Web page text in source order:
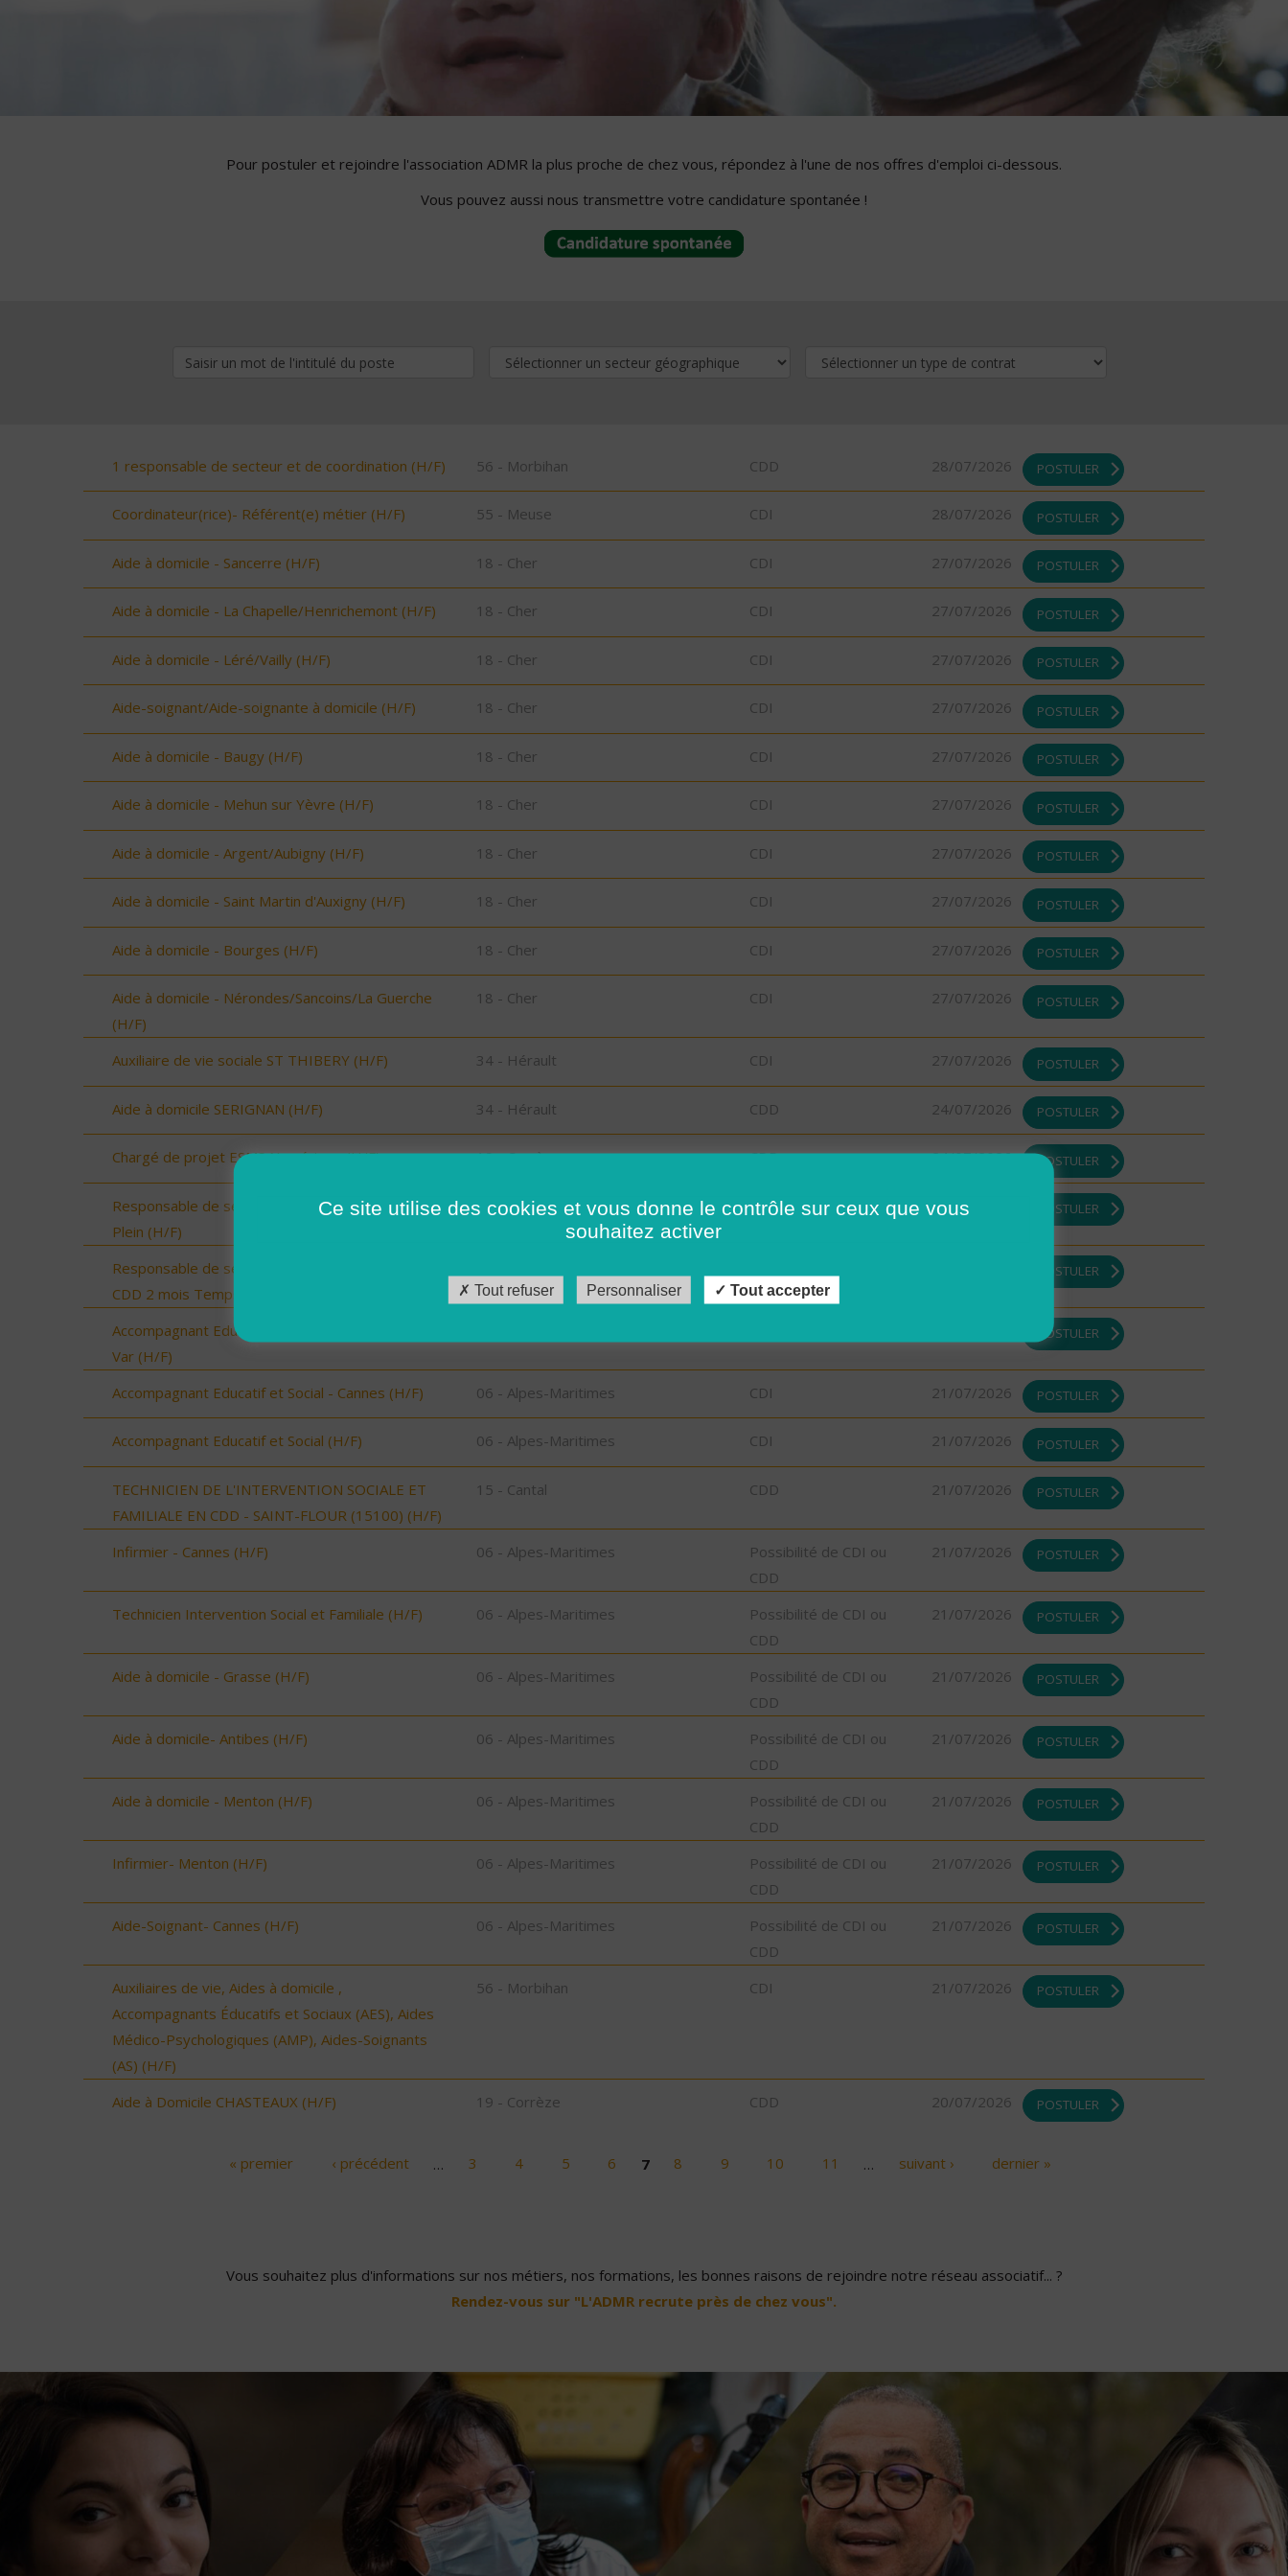
Pour postuler et rejoindre l'association ADMR la plus proche de chez vous, répondez à l'une de nos offres d'emploi ci-dessous.
Vous pouvez aussi nous transmettre votre candidature spontanée !
1 responsable de secteur et de coordination (H/F) 56 - Morbihan CDD 28/07/2026 POSTULER
Coordinateur(rice)- Référent(e) métier (H/F) 55 - Meuse CDI 28/07/2026 POSTULER
Aide à domicile - Sancerre (H/F) 18 - Cher CDI 27/07/2026 POSTULER
Aide à domicile - La Chapelle/Henrichemont (H/F) 18 - Cher CDI 27/07/2026 POSTULER
Aide à domicile - Léré/Vailly (H/F) 18 - Cher CDI 27/07/2026 POSTULER
Aide-soignant/Aide-soignante à domicile (H/F) 18 - Cher CDI 27/07/2026 POSTULER
Aide à domicile - Baugy (H/F) 18 - Cher CDI 27/07/2026 POSTULER
Aide à domicile - Mehun sur Yèvre (H/F) 18 - Cher CDI 27/07/2026 POSTULER
Aide à domicile - Argent/Aubigny (H/F) 18 - Cher CDI 27/07/2026 POSTULER
Aide à domicile - Saint Martin d'Auxigny (H/F) 18 - Cher CDI 27/07/2026 POSTULER
Aide à domicile - Bourges (H/F) 18 - Cher CDI 27/07/2026 POSTULER
Aide à domicile - Nérondes/Sancoins/La Guerche
(H/F)
18 - Cher CDI 27/07/2026 POSTULER
Auxiliaire de vie sociale ST THIBERY (H/F) 34 - Hérault CDI 27/07/2026 POSTULER
Aide à domicile SERIGNAN (H/F) 34 - Hérault CDD 24/07/2026 POSTULER
Chargé de projet ESMS Numérique (H/F) 19 - Corrèze CDD 24/07/2026 POSTULER
Responsable de secteur sur Onzain - CDI Temps
Plein (H/F)
41 - Loir-et-Cher CDI 23/07/2026 POSTULER
Responsable de secteur sur Noyers sur Cher -
CDD 2 mois Temps Plein (H/F)
POSTULER
Accompagnant Educatif et Social - Saint Laurent du
Var (H/F)
POSTULER
Accompagnant Educatif et Social - Cannes (H/F) 06 - Alpes-Maritimes CDI 21/07/2026 POSTULER
Accompagnant Educatif et Social (H/F) 06 - Alpes-Maritimes CDI 21/07/2026 POSTULER
TECHNICIEN DE L'INTERVENTION SOCIALE ET
FAMILIALE EN CDD - SAINT-FLOUR (15100) (H/F)
15 - Cantal CDD 21/07/2026 POSTULER
Infirmier - Cannes (H/F) 06 - Alpes-Maritimes
Possibilité de CDI ou
CDD
21/07/2026 POSTULER
Technicien Intervention Social et Familiale (H/F) 06 - Alpes-Maritimes
Possibilité de CDI ou
CDD
21/07/2026 POSTULER
Aide à domicile - Grasse (H/F) 06 - Alpes-Maritimes
Possibilité de CDI ou
CDD
21/07/2026 POSTULER
Aide à domicile- Antibes (H/F) 06 - Alpes-Maritimes
Possibilité de CDI ou
CDD
21/07/2026 POSTULER
Aide à domicile - Menton (H/F) 06 - Alpes-Maritimes
Possibilité de CDI ou
CDD
21/07/2026 POSTULER
Infirmier- Menton (H/F) 06 - Alpes-Maritimes
Possibilité de CDI ou
CDD
21/07/2026 POSTULER
Aide-Soignant- Cannes (H/F) 06 - Alpes-Maritimes
Possibilité de CDI ou
CDD
21/07/2026 POSTULER
Auxiliaires de vie, Aides à domicile ,
Accompagnants Éducatifs et Sociaux (AES), Aides
Médico-Psychologiques (AMP), Aides-Soignants
(AS) (H/F)
56 - Morbihan CDI 21/07/2026 POSTULER
Aide à Domicile CHASTEAUX (H/F) 19 - Corrèze CDD 20/07/2026 POSTULER
« premier ‹ précédent … 3 4 5 6 7 8 9 10 11 … suivant › dernier »
Vous souhaitez plus d'informations sur nos métiers, nos formations, les bonnes raisons de rejoindre notre réseau associatif... ?
Rendez-vous sur "L'ADMR recrute près de chez vous".
Ce site utilise des cookies et vous donne le contrôle sur ceux que vous
souhaitez activer
Tout refuser Personnaliser Tout accepter